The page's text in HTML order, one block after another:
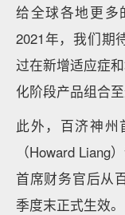
给全球各地更多
2021年，我们期
过在新增适应症
化阶段产品组合
此外，百济神
（Howard Liang
首席财务官后从
季度末正式生效。